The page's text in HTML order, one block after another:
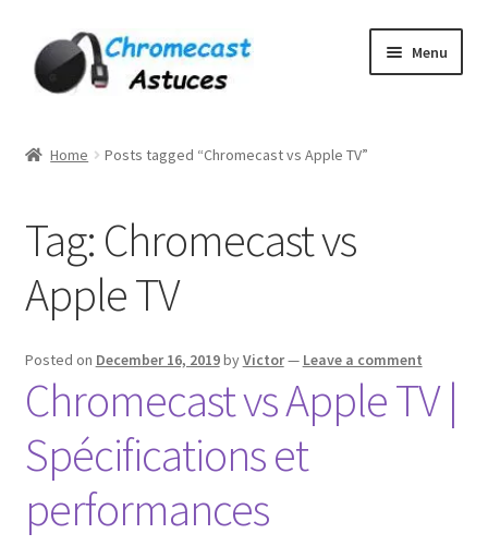
Skip
to
navigation
Skip
to
content
Menu
Cart
Checkout
Contact
Gang Sheet Builder Test
My account
Politique de confidentialité
Home Posts tagged “Chromecast vs Apple TV”
Tag: Chromecast vs
Apple TV
Posted on December 16, 2019byVictor— Leave a comment
Chromecast vs Apple TV |
Spécifications et
performances